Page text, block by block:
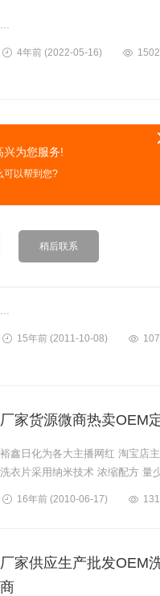
...
4年前 (2022-05-16)
加工宾馆酒店一次性用
这是裕鑫日化生产的一种高效去
裕鑫日化还是可以提供现货香皂
泡沐浴皂洗手皂加工定制，为广大
厂家生产批发洗衣纸
...
15年前 (2011-10-08)
厂家货源微商热卖OEM
裕鑫日化为各大主播网红 淘宝店
洗衣片采用纳米技术 浓缩配方 量
16年前 (2010-06-17)
厂家供应生产批发OEM
商
兴为您服务!
可以帮到您?
稍后联系